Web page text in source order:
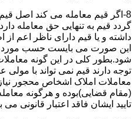
8-اگر قیم معامله می کند اصل
گردد قیم به تنهایی حق معامله
داشته و یا قیم دارای ناظر اعم از
این صورت می بایست حسب مورد
شود.بطور کلی در این گونه
توجه دارند قیم نمی تواند با
معاملات املاک اشخاص محجور
(مقام قضایی)بوده و هرگونه
تایید ایشان فاقد اعتبار قانونی می